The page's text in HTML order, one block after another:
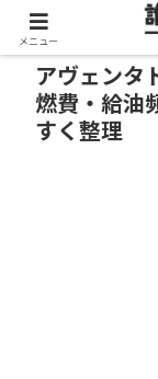
アヴェンタ
燃費・給油
すく整理
メニュー